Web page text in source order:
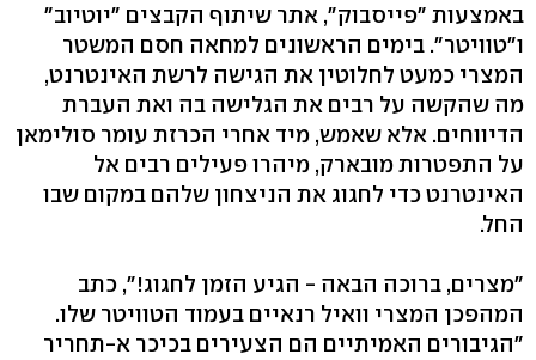
באמצעות "פייסבוק", אתר שיתוף הקבצים "יוטיוב"
ו"טוויטר". בימים הראשונים למחאה חסם המשטר
המצרי כמעט לחלוטין את הגישה לרשת האינטרנט,
מה שהקשה על רבים את הגלישה בה ואת העברת
הדיווחים. אלא שאמש, מיד אחרי הכרזת עומר סולימאן
על התפטרות מובארק, מיהרו פעילים רבים אל
האינטרנט כדי לחגוג את הניצחון שלהם במקום שבו
החל.
"מצרים, ברוכה הבאה - הגיע הזמן לחגוג!", כתב
המהפכן המצרי וואיל רנאיים בעמוד הטוויטר שלו.
"הגיבורים האמיתיים הם הצעירים בכיכר א-תחריר